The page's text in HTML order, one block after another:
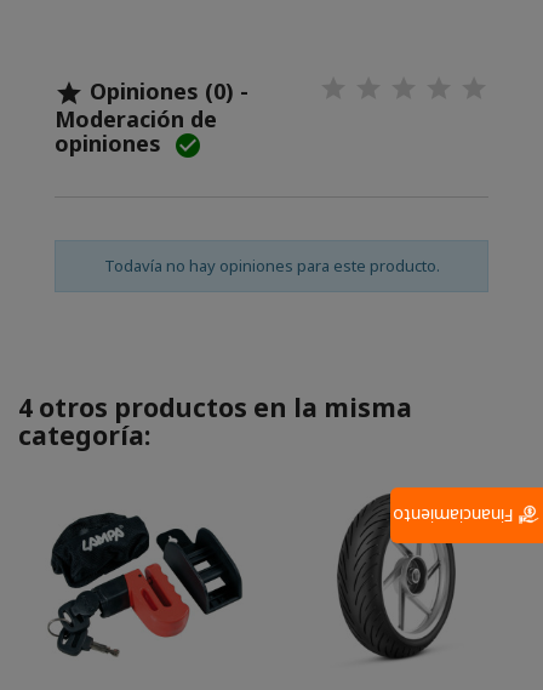
 Opiniones (0) -
Moderación de
opiniones 
Todavía no hay opiniones para este producto.
4 otros productos en la misma
categoría:
Financiamiento